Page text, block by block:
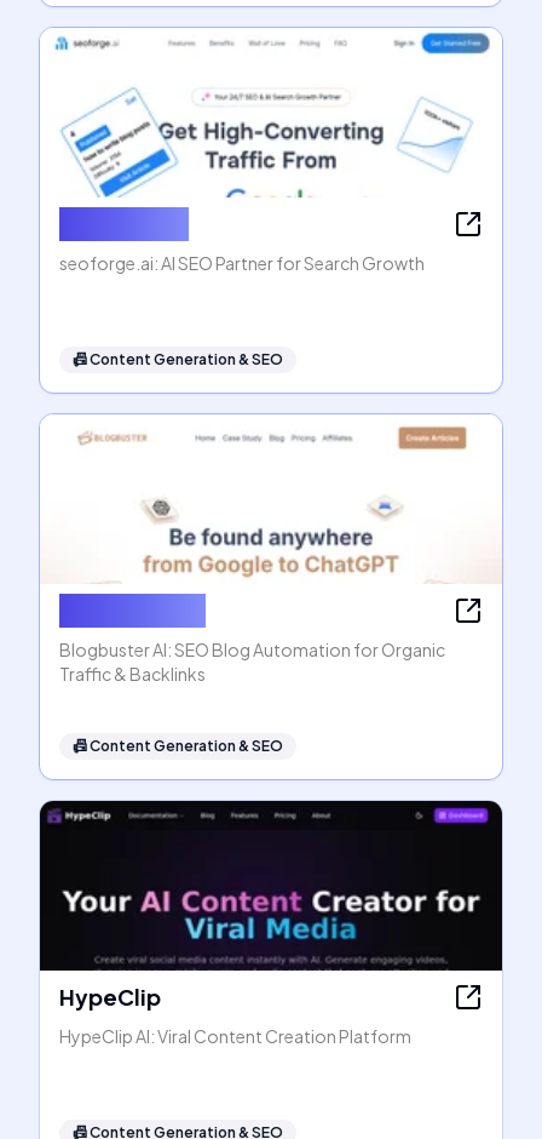
seoforge.ai: AI SEO Partner for Search Growth
📠Content Generation & SEO
Blogbuster AI: SEO Blog Automation for Organic
Traffic & Backlinks
📠Content Generation & SEO
HypeClip
HypeClip AI: Viral Content Creation Platform
📠Content Generation & SEO